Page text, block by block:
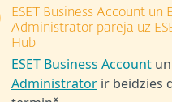
ESET Business Account un
Administrator pāreja uz
Hub
ESET Business Account un
Administrator ir beidzies